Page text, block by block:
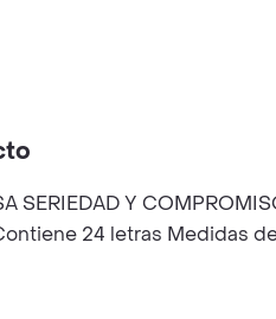
SERIEDAD Y
24 letras Medidas